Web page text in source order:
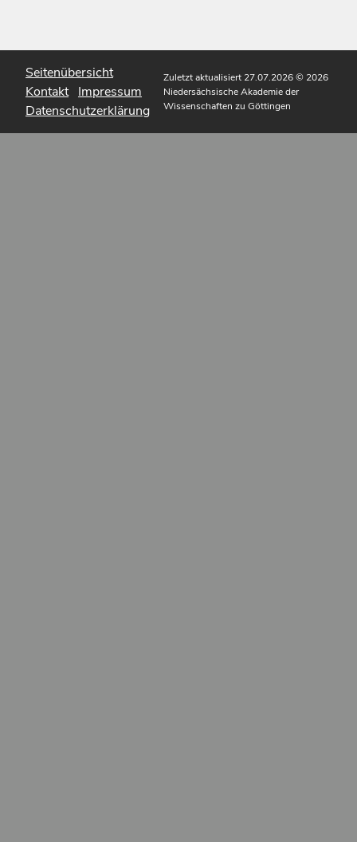
Seitenübersicht
Kontakt Impressum
Datenschutzerklärung
Zuletzt aktualisiert 27.07.2026© 2026
Niedersächsische Akademie der
Wissenschaften zu Göttingen